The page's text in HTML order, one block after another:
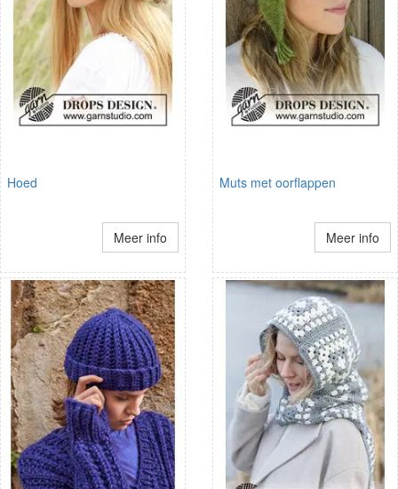
Hoed
Meer info
Muts met oorflappen
Meer info